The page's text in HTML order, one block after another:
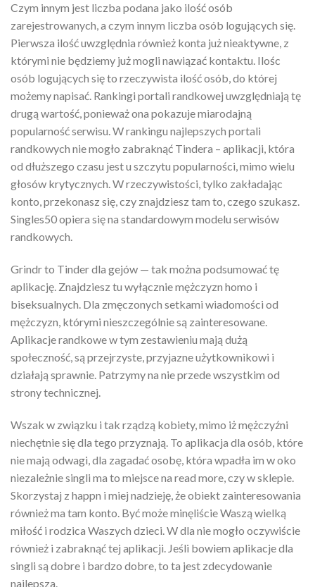
Czym innym jest liczba podana jako ilość osób
zarejestrowanych, a czym innym liczba osób logujących się.
Pierwsza ilość uwzględnia również konta już nieaktywne, z
którymi nie będziemy już mogli nawiązać kontaktu. Ilośc
osób logujących się to rzeczywista ilość osób, do której
możemy napisać. Rankingi portali randkowej uwzględniają tę
drugą wartość, ponieważ ona pokazuje miarodajną
popularność serwisu. W rankingu najlepszych portali
randkowych nie mogło zabraknąć Tindera – aplikacji, która
od dłuższego czasu jest u szczytu popularności, mimo wielu
głosów krytycznych. W rzeczywistości, tylko zakładając
konto, przekonasz się, czy znajdziesz tam to, czego szukasz.
Singles50 opiera się na standardowym modelu serwisów
randkowych.
Grindr to Tinder dla gejów — tak można podsumować tę
aplikację. Znajdziesz tu wyłącznie mężczyzn homo i
biseksualnych. Dla zmęczonych setkami wiadomości od
mężczyzn, którymi nieszczególnie są zainteresowane.
Aplikacje randkowe w tym zestawieniu mają dużą
społeczność, są przejrzyste, przyjazne użytkownikowi i
działają sprawnie. Patrzymy na nie przede wszystkim od
strony technicznej.
Wszak w związku i tak rządzą kobiety, mimo iż mężczyźni
niechętnie się dla tego przyznają. To aplikacja dla osób, które
nie mają odwagi, dla zagadać osobę, która wpadła im w oko
niezależnie singli ma to miejsce na read more, czy w sklepie.
Skorzystaj z happn i miej nadzieję, że obiekt zainteresowania
również ma tam konto. Być może minęliście Waszą wielką
miłość i rodzica Waszych dzieci. W dla nie mogło oczywiście
również i zabraknąć tej aplikacji. Jeśli bowiem aplikacje dla
singli są dobre i bardzo dobre, to ta jest zdecydowanie
najlepsza.